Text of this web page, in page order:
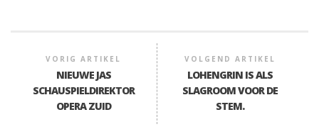
VORIG ARTIKEL
NIEUWE JAS
SCHAUSPIELDIREKTOR
OPERA ZUID
VOLGEND ARTIKEL
LOHENGRIN IS ALS
SLAGROOM VOOR DE
STEM.